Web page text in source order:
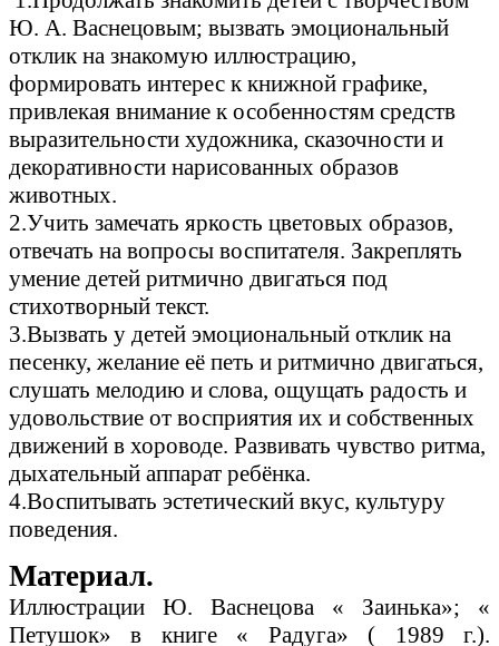
Ю. А. Васнецовым; вызвать эмоциональный
отклик на знакомую иллюстрацию,
формировать интерес к книжной графике,
привлекая внимание к особенностям средств
выразительности художника, сказочности и
декоративности нарисованных образов
животных.
2.Учить замечать яркость цветовых образов,
отвечать на вопросы воспитателя. Закреплять
умение детей ритмично двигаться под
стихотворный текст.
3.Вызвать у детей эмоциональный отклик на
песенку, желание её петь и ритмично двигаться,
слушать мелодию и слова, ощущать радость и
удовольствие от восприятия их и собственных
движений в хороводе. Развивать чувство ритма,
дыхательный аппарат ребёнка.
4.Воспитывать эстетический вкус, культуру
поведения.
Материал.
Иллюстрации Ю. Васнецова « Заинька»; «
Петушок» в книге « Радуга» ( 1989 г.).